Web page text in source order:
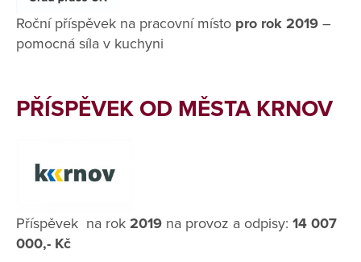
Roční příspěvek na pracovní místo pro rok 2019 –
pomocná síla v kuchyni
PŘÍSPĚVEK OD MĚSTA KRNOV
Příspěvek na rok 2019 na provoz a odpisy: 14 007
000,- Kč